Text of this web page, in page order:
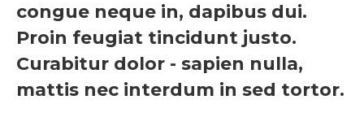
congue neque in, dapibus dui.
Proin feugiat tincidunt justo.
Curabitur dolor - sapien nulla,
mattis nec interdum in sed tortor.